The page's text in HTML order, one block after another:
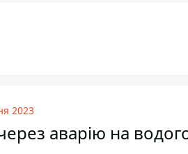
2023
аварію на